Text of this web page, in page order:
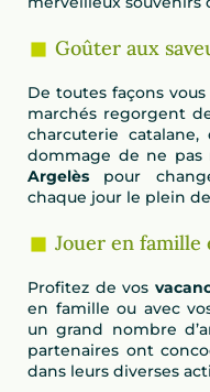
Goûter aux
De toutes façons
marchés regorgent
charcuterie
dommage de ne
Argelès pour
chaque jour le plein
Jouer en famille
Profitez de vos
en famille ou avec
un grand nombre
partenaires ont
dans leurs diverses